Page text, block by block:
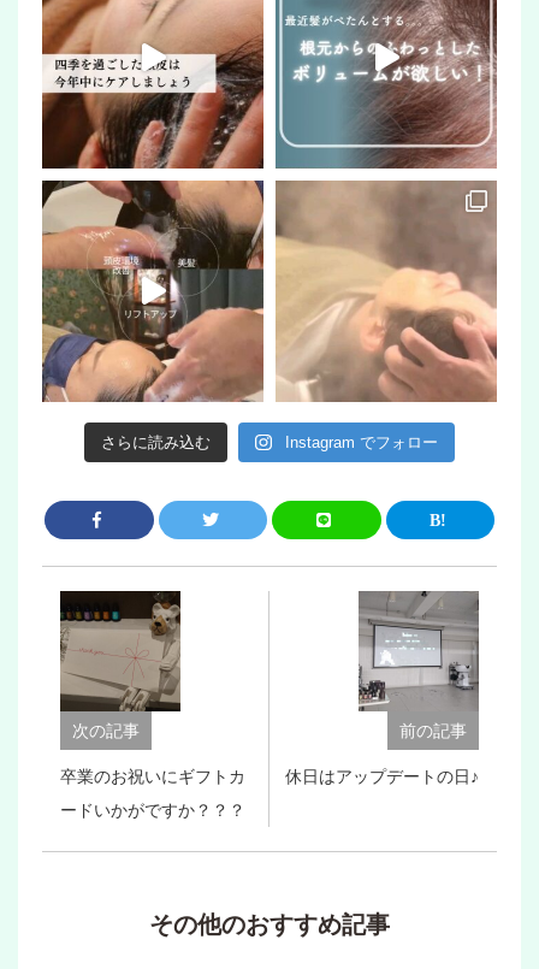
さらに読み込む Instagram でフォロー
次の記事
卒業のお祝いにギフトカ
ードいかがですか？？？
前の記事
休日はアップデートの日♪
その他のおすすめ記事